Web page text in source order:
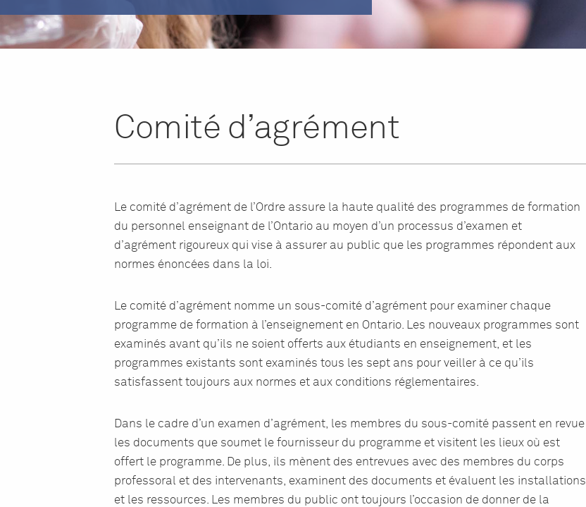
Comité d’agrément
Le comité d’agrément de l’Ordre assure la haute qualité des programmes de formation
du personnel enseignant de l’Ontario au moyen d’un processus d’examen et
d’agrément rigoureux qui vise à assurer au public que les programmes répondent aux
normes énoncées dans la loi.
Le comité d’agrément nomme un sous-comité d’agrément pour examiner chaque
programme de formation à l’enseignement en Ontario. Les nouveaux programmes sont
examinés avant qu’ils ne soient offerts aux étudiants en enseignement, et les
programmes existants sont examinés tous les sept ans pour veiller à ce qu’ils
satisfassent toujours aux normes et aux conditions réglementaires.
Dans le cadre d’un examen d’agrément, les membres du sous-comité passent en revue
les documents que soumet le fournisseur du programme et visitent les lieux où est
offert le programme. De plus, ils mènent des entrevues avec des membres du corps
professoral et des intervenants, examinent des documents et évaluent les installations
et les ressources. Les membres du public ont toujours l’occasion de donner de la